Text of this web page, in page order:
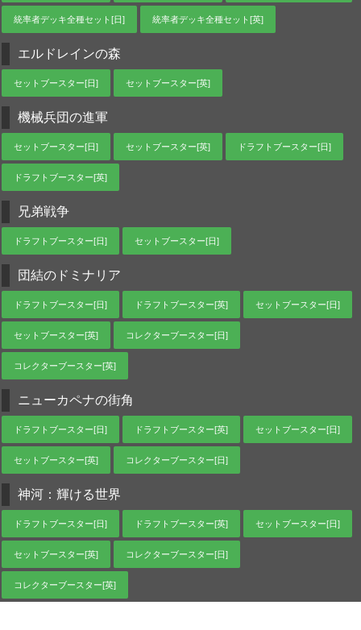
統率者デッキ全種セット[日] 統率者デッキ全種セット[英]
エルドレインの森
セットブースター[日] セットブースター[英]
機械兵団の進軍
セットブースター[日] セットブースター[英] ドラフトブースター[日]
ドラフトブースター[英]
兄弟戦争
ドラフトブースター[日] セットブースター[日]
団結のドミナリア
ドラフトブースター[日] ドラフトブースター[英] セットブースター[日]
セットブースター[英] コレクターブースター[日]
コレクターブースター[英]
ニューカペナの街角
ドラフトブースター[日] ドラフトブースター[英] セットブースター[日]
セットブースター[英] コレクターブースター[日]
神河：輝ける世界
ドラフトブースター[日] ドラフトブースター[英] セットブースター[日]
セットブースター[英] コレクターブースター[日]
コレクターブースター[英]